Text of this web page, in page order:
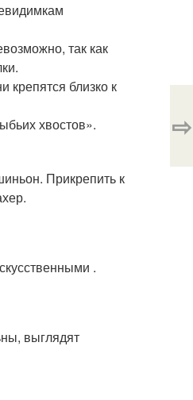
так как
крепятся близко к
хвостов».
Прикрепить к
.
выглядят
⇨